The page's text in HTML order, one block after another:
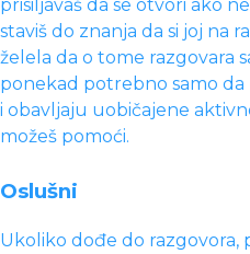
prisiljavaš da se otvori ako
staviš do znanja da si joj na
želela da o tome razgovara
ponekad potrebno samo
i obavljaju uobičajene
možeš pomoći.
Oslušni
Ukoliko dođe do razgovora,